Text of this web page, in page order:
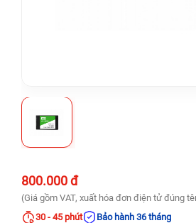
800.000 đ
(Giá gồm VAT, xuất hóa đơn điện tử đúng
30 - 45 phút
Bảo hành 36 tháng